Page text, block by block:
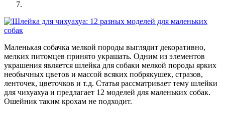
Маленькая собачка мелкой породы выглядит декоративно,
мелких питомцев принято украшать. Одним из элементов
украшения является шлейка для собаки мелкой породы ярких
необычных цветов и массой всяких побрякушек, стразов,
ленточек, цветочков и т.д. Статья рассматривает тему шлейки
для чихуахуа и предлагает 12 моделей для маленьких собак.
Ошейник таким крохам не подходит.